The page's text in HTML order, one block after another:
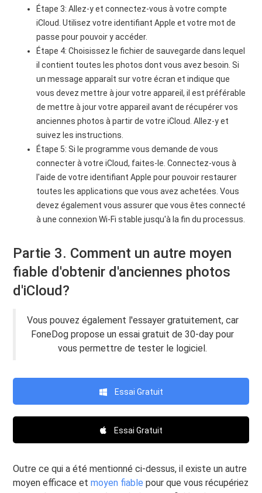
Étape 3: Allez-y et connectez-vous à votre compte
iCloud. Utilisez votre identifiant Apple et votre mot de
passe pour pouvoir y accéder.
Étape 4: Choisissez le fichier de sauvegarde dans lequel
il contient toutes les photos dont vous avez besoin. Si
un message apparaît sur votre écran et indique que
vous devez mettre à jour votre appareil, il est préférable
de mettre à jour votre appareil avant de récupérer vos
anciennes photos à partir de votre iCloud. Allez-y et
suivez les instructions.
Étape 5: Si le programme vous demande de vous
connecter à votre iCloud, faites-le. Connectez-vous à
l'aide de votre identifiant Apple pour pouvoir restaurer
toutes les applications que vous avez achetées. Vous
devez également vous assurer que vous êtes connecté
à une connexion Wi-Fi stable jusqu'à la fin du processus.
Partie 3. Comment un autre moyen
fiable d'obtenir d'anciennes photos
d'iCloud?
Vous pouvez également l'essayer gratuitement, car
FoneDog propose un essai gratuit de 30-day pour
vous permettre de tester le logiciel.
Essai Gratuit
Essai Gratuit
Outre ce qui a été mentionné ci-dessus, il existe un autre
moyen efficace etmoyen fiable pour que vous récupériez